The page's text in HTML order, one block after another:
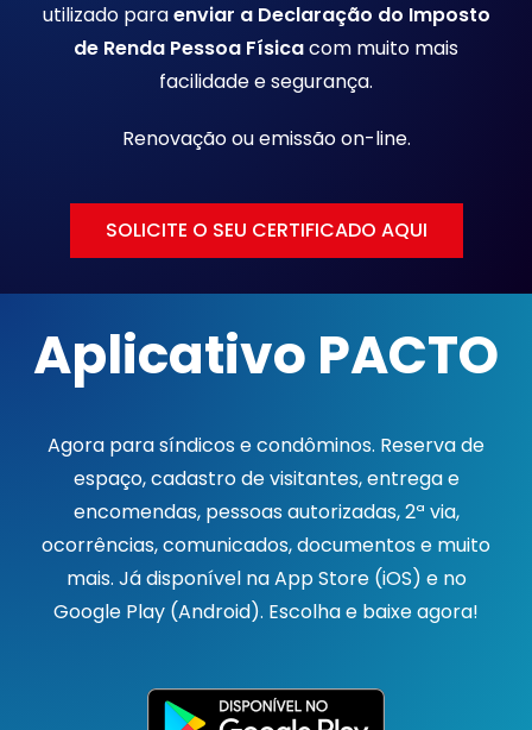
utilizado paraenviar a Declaração do Imposto
de Renda Pessoa Físicacom muito mais
facilidade e segurança.
Renovação ou emissãoon-line.
SOLICITE O SEU CERTIFICADO AQUI
Aplicativo PACTO
Agora para síndicos e condôminos. Reserva de
espaço, cadastro de visitantes, entrega e
encomendas, pessoas autorizadas, 2ª via,
ocorrências, comunicados, documentos e muito
mais. Já disponível na App Store (iOS) e no
Google Play (Android). Escolha e baixe agora!